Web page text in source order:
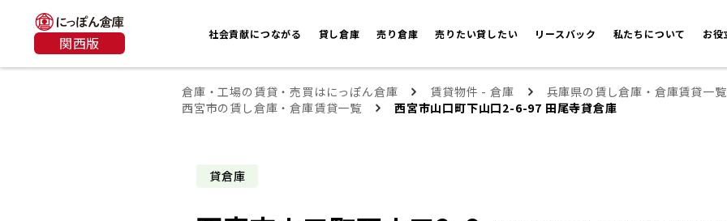
関西版 社会貢献につながる 貸し倉庫 売り倉庫 売りたい貸したい リースバック 私たちについて お役
倉庫・工場の賃貸・売買はにっぽん倉庫 賃貸物件 - 倉庫
兵庫県の賃し倉庫・倉庫賃貸一覧
西宮市の賃し倉庫・倉庫賃貸一覧
西宮市山口町下山口2-6-97 田尾寺貸倉庫
貸倉庫